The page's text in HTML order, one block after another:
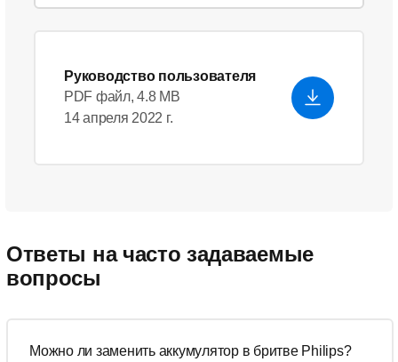
Руководство пользователя
PDF файл, 4.8 MB
14 апреля 2022 г.
Ответы на часто задаваемые
вопросы
Можно ли заменить аккумулятор в бритве Philips?